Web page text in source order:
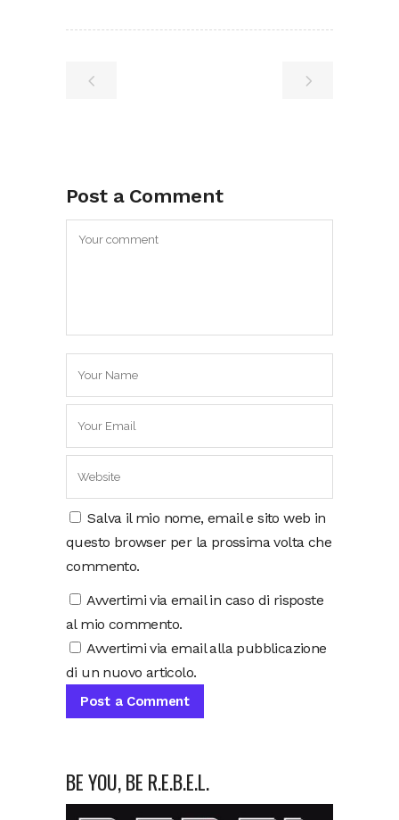
Post a Comment
Salva il mio nome, email e sito web in
questo browser per la prossima volta che
commento.
Avvertimi via email in caso di risposte
al mio commento.
Avvertimi via email alla pubblicazione
di un nuovo articolo.
BE YOU, BE R.E.B.E.L.